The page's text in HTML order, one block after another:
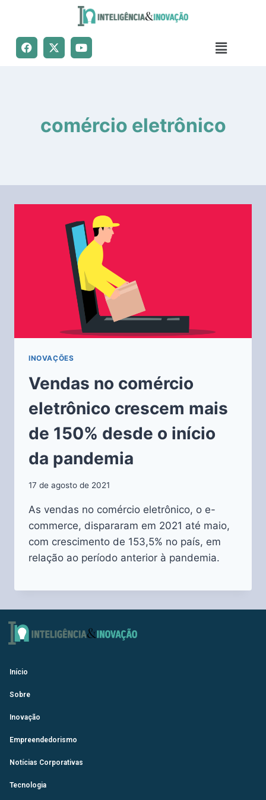
comércio eletrônico
INOVAÇÕES
Vendas no comércio
eletrônico crescem mais
de 150% desde o início
da pandemia
17 de agosto de 2021
As vendas no comércio eletrônico, o e-
commerce, dispararam em 2021 até maio,
com crescimento de 153,5% no país, em
relação ao período anterior à pandemia.
Início
Sobre
Inovação
Empreendedorismo
Notícias Corporativas
Tecnologia